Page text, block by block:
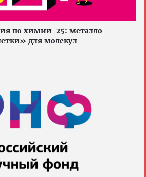
по химии-25: металло-
для молекул